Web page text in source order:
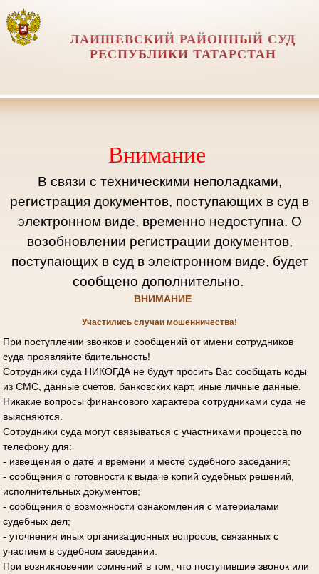
ЛАИШЕВСКИЙ РАЙОННЫЙ СУД
РЕСПУБЛИКИ ТАТАРСТАН
Внимание
В связи с техническими неполадками,
регистрация документов, поступающих в суд в
электронном виде, временно недоступна. О
возобновлении регистрации документов,
поступающих в суд в электронном виде, будет
сообщено дополнительно.
ВНИМАНИЕ
Участились случаи мошенничества!
При поступлении звонков и сообщений от имени сотрудников
суда проявляйте бдительность!
Сотрудники суда НИКОГДА не будут просить Вас сообщать коды
из СМС, данные счетов, банковских карт, иные личные данные.
Никакие вопросы финансового характера сотрудниками суда не
выясняются.
Сотрудники суда могут связываться с участниками процесса по
телефону для:
- извещения о дате и времени и месте судебного заседания;
- сообщения о готовности к выдаче копий судебных решений,
исполнительных документов;
- сообщения о возможности ознакомления с материалами
судебных дел;
- уточнения иных организационных вопросов, связанных с
участием в судебном заседании.
При возникновении сомнений в том, что поступившие звонок или